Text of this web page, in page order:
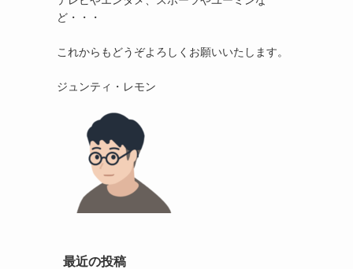
ど・・・
これからもどうぞよろしくお願いいたします。
最近の投稿